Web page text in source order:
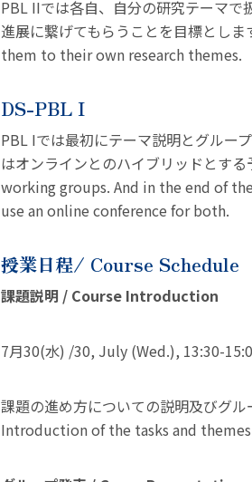
PBL IIでは各自、自分の研究テーマで
進展に繋げてもらうことを目標とし
them to their own research themes.
DS-PBL I
PBL Iでは最初にテーマ説明とグルー
はオンラインとのハイブリッドとす
working groups. And in the end of
use an online conference for both.
授業日程/ Course Schedule
課題説明 / Course Introduction
7月30(水) /30, July (Wed.), 13:30-
課題の進め方についての説明及びグル
Introduction of the tasks and